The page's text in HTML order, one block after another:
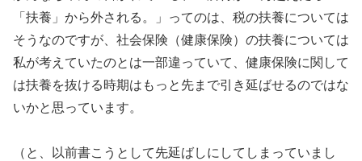
「扶養」から外される。」ってのは、税の扶養については
そうなのですが、社会保険（健康保険）の扶養については
私が考えていたのとは一部違っていて、健康保険に関して
は扶養を抜ける時期はもっと先まで引き延ばせるのではな
いかと思っています。
（と、以前書こうとして先延ばしにしてしまっていまし